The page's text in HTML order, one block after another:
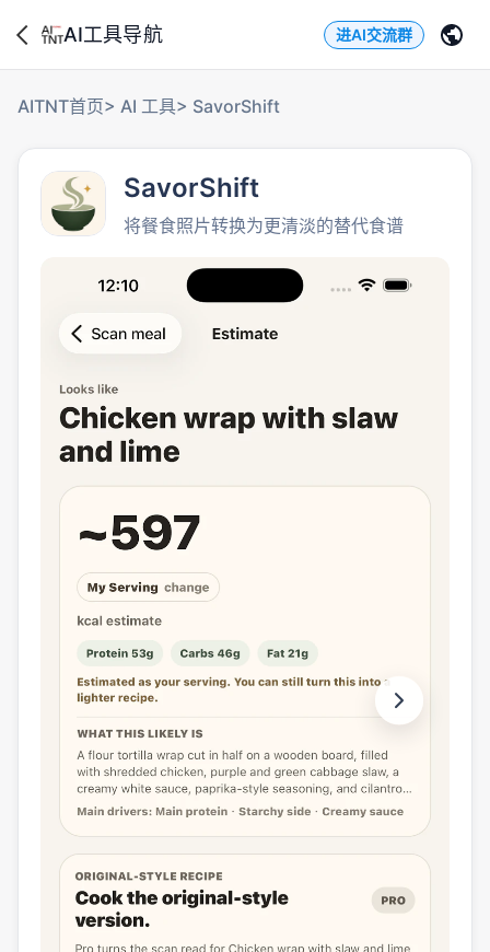
AI工具导航 进AI交流群
AITNT首页> AI 工具> SavorShift
SavorShift
将餐食照片转换为更清淡的替代食谱